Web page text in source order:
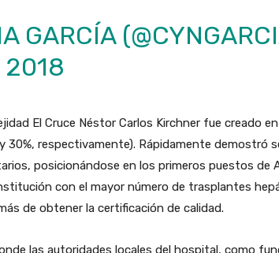
GARCÍA
El Cruce Néstor Carlos Kirchner fue creado
30%, respectivamente). Rápidamente demostró
posicionándose en los primeros puestos de
con el mayor número de trasplantes
de obtener la certificación de calidad.
las autoridades locales del hospital, como